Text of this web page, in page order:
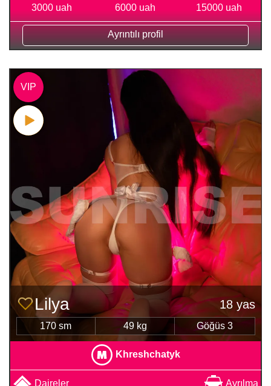
3000 uah
6000 uah
15000 uah
Ayrıntılı profil
Lilya 18 yas
170 sm 49 kg Göğüs 3
Khreshchatyk
Daireler Ayrılma
VIP